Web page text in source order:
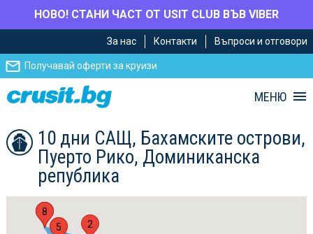
НОВО! СТАНИ ЧАСТ ОТ USIT CLUB ВЪВ VIBER
главното
съдържание
Навигацията
За нас Контакти Въпроси и отговори
Получавай оферти за круизи
МЕНЮ
10 дни САЩ, Бахамските острови,
Пуерто Рико, Доминиканска
република
1
2
3
4
5
8